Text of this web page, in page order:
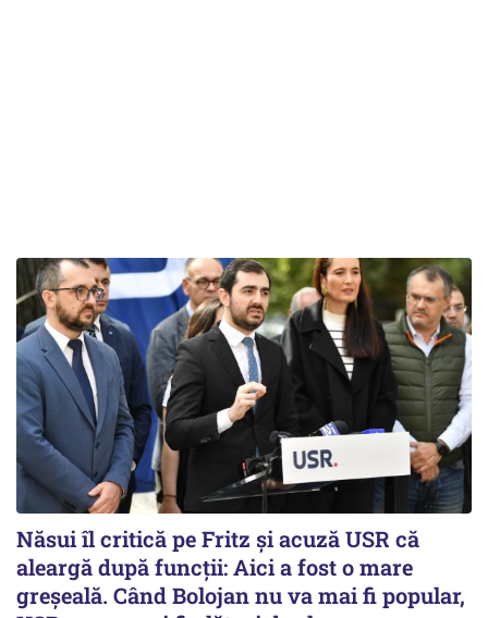
Năsui îl critică pe Fritz și acuză USR că
aleargă după funcții: Aici a fost o mare
greșeală. Când Bolojan nu va mai fi popular,